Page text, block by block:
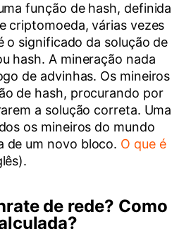
função de hash, definida
criptomoeda, várias vezes
o significado da solução de
hash. A mineração nada
de advinhas. Os mineiros
de hash, procurando por
a solução correta. Uma
os mineiros do mundo
de um novo bloco. O que é
de rede? Como